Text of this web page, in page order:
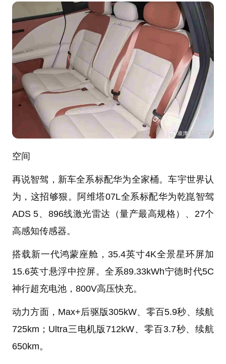
空间
再说智驾，新车全系标配华为全家桶。车宇世界认
为，这招够狠。阿维塔07L全系标配华为乾崑智驾
ADS 5、896线激光雷达（量产最高规格）、27个
高感知传感器。
搭载新一代鸿蒙座舱，35.4英寸4K全景星环屏加
15.6英寸悬浮中控屏。全系89.33kWh宁德时代5C
神行超充电池，800V高压快充。
动力方面，Max+后驱版305kW、零百5.9秒、续航
725km；Ultra三电机版712kW、零百3.7秒、续航
650km。